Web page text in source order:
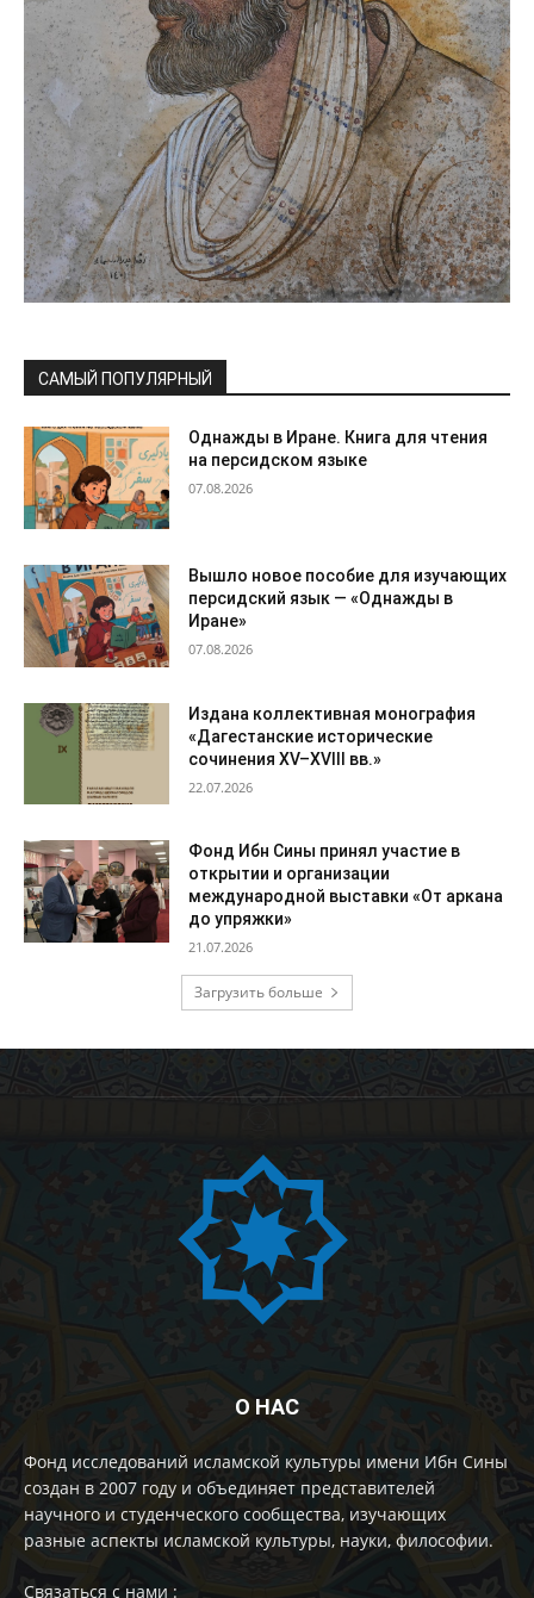
САМЫЙ ПОПУЛЯРНЫЙ
Однажды в Иране. Книга для чтения
на персидском языке
07.08.2026
Вышло новое пособие для изучающих
персидский язык — «Однажды в
Иране»
07.08.2026
Издана коллективная монография
«Дагестанские исторические
сочинения XV–XVIII вв.»
22.07.2026
Фонд Ибн Сины принял участие в
открытии и организации
международной выставки «От аркана
до упряжки»
21.07.2026
Загрузить больше
О НАС
Фонд исследований исламской культуры имени Ибн Сины
создан в 2007 году и объединяет представителей
научного и студенческого сообщества, изучающих
разные аспекты исламской культуры, науки, философии.
Cвязаться с нами :